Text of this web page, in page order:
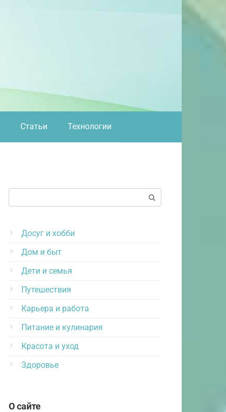
Статьи Технологии
Досуг и хобби
Дом и быт
Дети и семья
Путешествия
Карьера и работа
Питание и кулинария
Красота и уход
Здоровье
О сайте